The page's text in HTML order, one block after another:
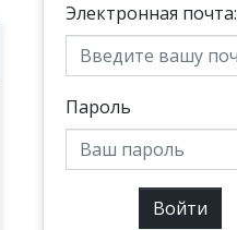
Электронная почта:
Пароль
Войти